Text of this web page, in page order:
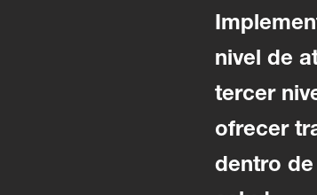
nivel de
tercer
ofrecer
dentro